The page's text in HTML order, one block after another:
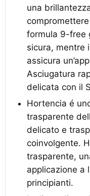
una
formula 9-free
sicura, mentre
assicura
Asciugatura
delicata con il
Hortencia é
trasparente
delicato e
coinvolgente.
trasparente,
applicazione a
principianti.